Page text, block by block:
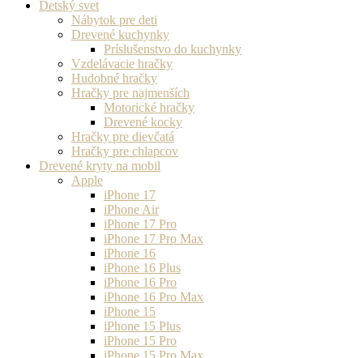
Detský svet
Nábytok pre deti
Drevené kuchynky
Príslušenstvo do kuchynky
Vzdelávacie hračky
Hudobné hračky
Hračky pre najmenších
Motorické hračky
Drevené kocky
Hračky pre dievčatá
Hračky pre chlapcov
Drevené kryty na mobil
Apple
iPhone 17
iPhone Air
iPhone 17 Pro
iPhone 17 Pro Max
iPhone 16
iPhone 16 Plus
iPhone 16 Pro
iPhone 16 Pro Max
iPhone 15
iPhone 15 Plus
iPhone 15 Pro
iPhone 15 Pro Max